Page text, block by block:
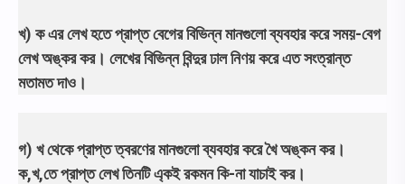
খ) ক এর লেখ হতে প্রাপ্ত বেগের বিভিন্ন মানগুলো ব্যবহার করে সময়-বেগ
লেখ অঙ্কর কর। লেখের বিভিন্ন বিন্দুর ঢাল নিণয় করে এত সংত্রান্ত
মতামত দাও।
গ) খ থেকে প্রাপ্ত ত্বরণের মানগুলো ব্যবহার করে খৈ অঙ্কন কর।
ক,খ,তে প্রাপ্ত লেখ তিনটি এ্কই রকমন কি-না যাচাই কর।